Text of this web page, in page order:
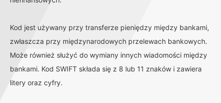
Kod jest używany przy transferze pieniędzy między bankami,
zwłaszcza przy międzynarodowych przelewach bankowych.
Może również służyć do wymiany innych wiadomości między
bankami. Kod SWIFT składa się z 8 lub 11 znaków i zawiera
litery oraz cyfry.